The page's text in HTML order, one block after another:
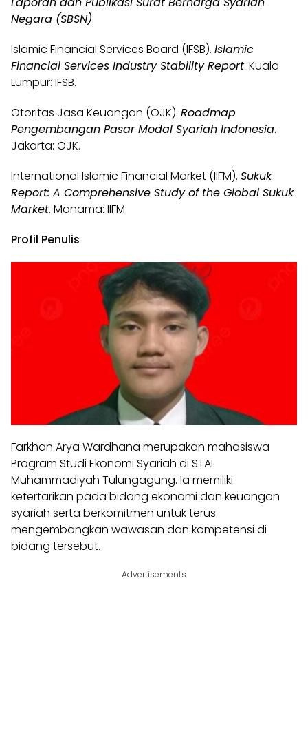
Negara (SBSN).
Islamic Financial Services Board (IFSB). Islamic
Financial Services Industry Stability Report. Kuala
Lumpur: IFSB.
Otoritas Jasa Keuangan (OJK). Roadmap
Pengembangan Pasar Modal Syariah Indonesia.
Jakarta: OJK.
International Islamic Financial Market (IIFM). Sukuk
Report: A Comprehensive Study of the Global Sukuk
Market. Manama: IIFM.
Profil Penulis
Farkhan Arya Wardhana merupakan mahasiswa
Program Studi Ekonomi Syariah di STAI
Muhammadiyah Tulungagung. Ia memiliki
ketertarikan pada bidang ekonomi dan keuangan
syariah serta berkomitmen untuk terus
mengembangkan wawasan dan kompetensi di
bidang tersebut.
Advertisements